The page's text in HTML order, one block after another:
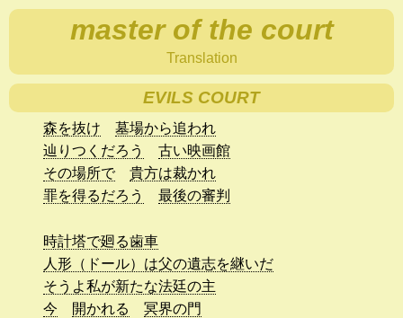
master of the court
Translation
EVILS COURT
森を抜け
墓場から追われ
辿りつくだろう
古い映画館
その場所で
貴方は裁かれ
罪を得るだろう
最後の審判
時計塔で廻る歯車
人形（ドール）は父の遺志を継いだ
そうよ私が新たな法廷の主
今
開かれる 冥界の門